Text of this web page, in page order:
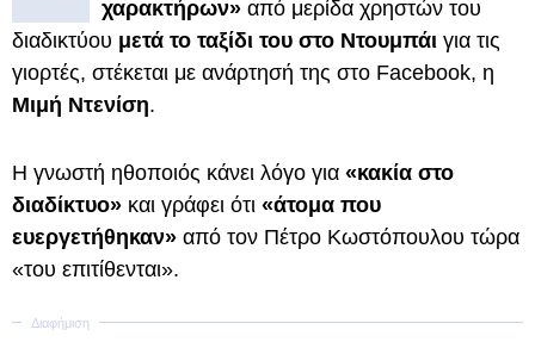
χαρακτήρων» από μερίδα χρηστών του
διαδικτύου μετά το ταξίδι του στο Ντουμπάι για τις
γιορτές, στέκεται με ανάρτησή της στο Facebook, η
Μιμή Ντενίση.
Η γνωστή ηθοποιός κάνει λόγο για «κακία στο
διαδίκτυο» και γράφει ότι «άτομα που
ευεργετήθηκαν» από τον Πέτρο Κωστόπουλου τώρα
«του επιτίθενται».